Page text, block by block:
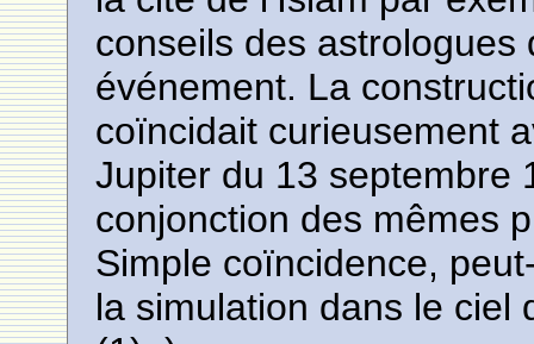
conseils des astrologues
événement. La
coïncidait curieusement
Jupiter du 13 septembre
conjonction des mêmes
Simple coïncidence,
la simulation dans le ciel